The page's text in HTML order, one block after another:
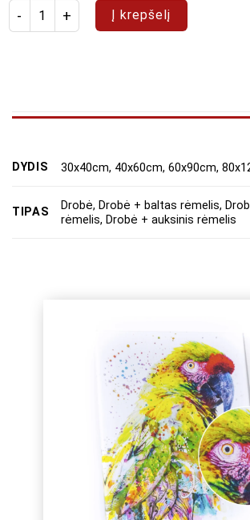
produkto kiekis: Paveikslų rinkinys "Dėmės"
Į krepšelį
DYDIS 30x40cm, 40x60cm, 60x90cm,
TIPAS
Drobė, Drobė + baltas rėmelis,
rėmelis, Drobė + auksinis rėmelis